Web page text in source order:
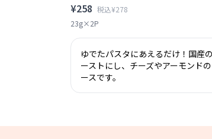
¥258 税込¥278
23g×2P
ゆでたパスタにあえるだけ！国産
ーストにし、チーズやアーモンド
ースです。